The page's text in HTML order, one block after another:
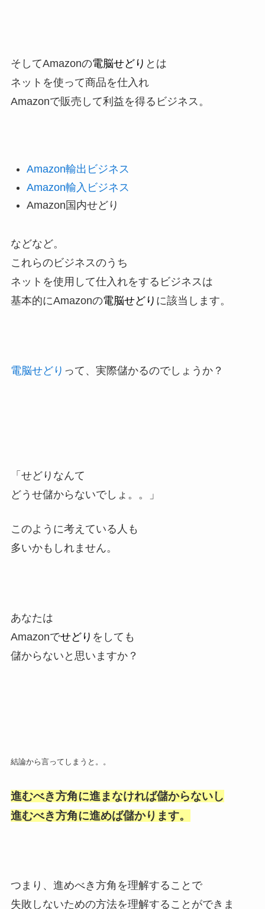
そしてAmazonの電脳せどり とは
ネットを使って商品を仕入れ
Amazonで販売して利益を得るビジネス。
Amazon輸出ビジネス
Amazon輸入ビジネス
Amazon国内せどり
などなど。
これらのビジネスのうち
ネットを使用して仕入れをするビジネスは
基本的にAmazonの電脳せどり に該当します。
電脳せどり って、実際儲かるのでしょうか？
「せどりなんて
どうせ儲からないでしょ。。」
このように考えている人も
多いかもしれません。
あなたは
Amazonでせどり をしても
儲からないと思いますか？
結論から言ってしまうと。。
進むべき方角に進まなければ儲からないし
進むべき方角に進めば儲かります。
つまり、進めべき方角を理解することで
失敗しないための方法を理解することができま